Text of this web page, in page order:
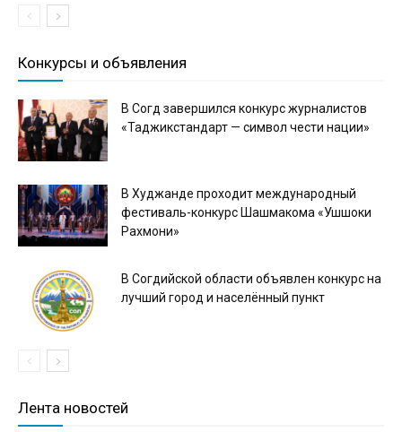
Конкурсы и объявления
В Согд завершился конкурс журналистов
«Таджикстандарт — символ чести нации»
В Худжанде проходит международный
фестиваль-конкурс Шашмакома «Ушшоки
Рахмони»
В Согдийской области объявлен конкурс на
лучший город и населённый пункт
Лента новостей